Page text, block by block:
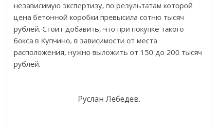
независимую экспертизу, по результатам которой
цена бетонной коробки превысила сотню тысяч
рублей. Стоит добавить, что при покупке такого
бокса в Купчино, в зависимости от места
расположения, нужно выложить от 150 до 200 тысяч
рублей.
Руслан Лебедев.